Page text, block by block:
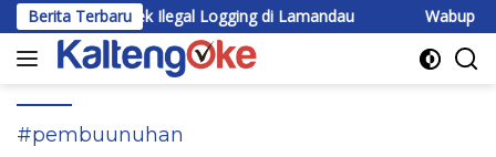
Langsung
ke
konten
Berita Terbaru
Praktek Ilegal Logging di Lamandau Wabup Katingan
#pembuunuhan